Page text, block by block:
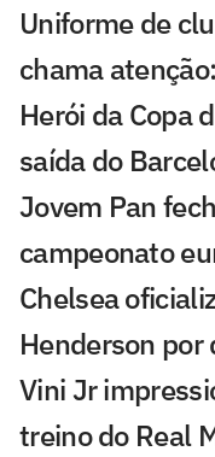
Uniforme de
chama
Herói da Copa
saída do
Jovem Pan
campeonato
Chelsea
Henderson
Vini Jr
treino do Real